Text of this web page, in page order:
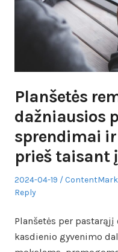
Planšetės
dažniausios
sprendimai
prieš taisant
Posted
on
2024-04-19 Author
Reply
Planšetės per
kasdienio gyvenimo